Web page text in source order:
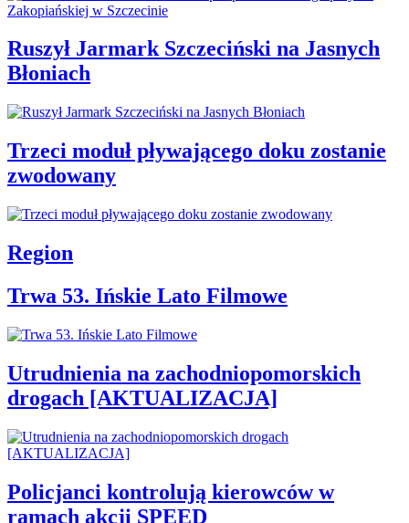
Ruszył Jarmark Szczeciński na Jasnych
Błoniach
Trzeci moduł pływającego doku zostanie
zwodowany
Region
Trwa 53. Ińskie Lato Filmowe
Utrudnienia na zachodniopomorskich
drogach [AKTUALIZACJA]
Policjanci kontrolują kierowców w
ramach akcji SPEED